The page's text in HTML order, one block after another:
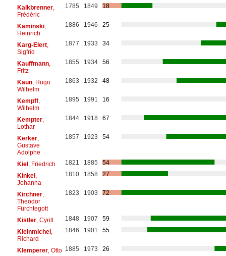
Kalkbrenner,
Frédéric
1785 1849 18
Kaminski,
Heinrich
1886 1946 25
Karg-Elert,
Sigfrid
1877 1933 34
Kauffmann,
Fritz
1855 1934 56
Kaun, Hugo
Wilhelm
1863 1932 48
Kempff,
Wilhelm
1895 1991 16
Kempter,
Lothar
1844 1918 67
Kerker,
Gustave
Adolphe
1857 1923 54
Kiel, Friedrich 1821 1885
54
Kinkel,
Johanna
1810 1858 27
Kirchner,
Theodor
Fürchtegott
1823 1903 72
Kistler, Cyrill 1848 1907
59
Kleinmichel,
Richard
1846 1901 55
Klemperer, Otto 1885 1973
26